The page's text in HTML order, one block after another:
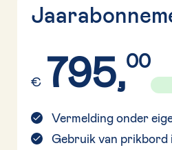
€ 795,00
Vermelding onder
Gebruik van prikbord